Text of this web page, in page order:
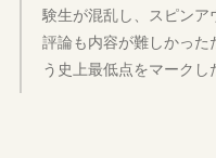
験生が混乱し、スピン
評論も内容が難しかっ
う史上最低点をマークし